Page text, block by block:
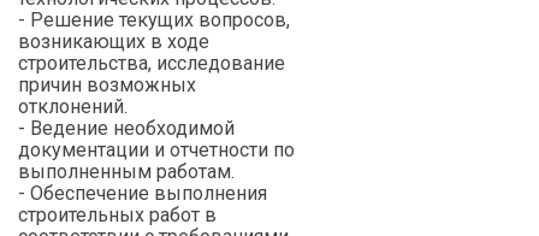
- Решение текущих вопросов,
возникающих в ходе
строительства, исследование
причин возможных
отклонений.
- Ведение необходимой
документации и отчетности по
выполненным работам.
- Обеспечение выполнения
строительных работ в